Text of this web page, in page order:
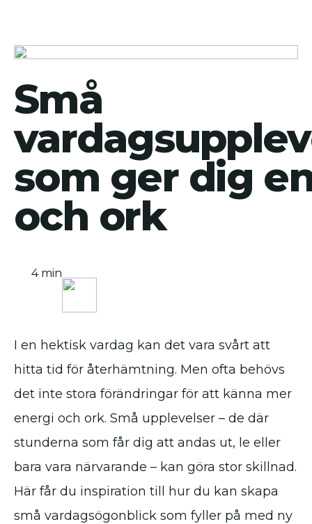
Små
som ger dig
och ork
4 min
I en hektisk vardag kan det vara svårt att
hitta tid för återhämtning. Men ofta behövs
det inte stora förändringar för att känna mer
energi och ork. Små upplevelser – de där
stunderna som får dig att andas ut, le eller
bara vara närvarande – kan göra stor skillnad.
Här får du inspiration till hur du kan skapa
små vardagsögonblick som fyller på med ny